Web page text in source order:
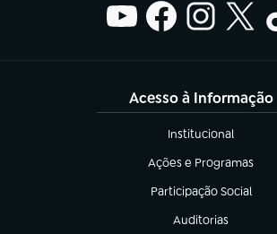
Acesso à Informação
Institucional
(abre em nova aba)
Ações e Programas
(abre em nova aba)
Participação Social
(abre em nova aba)
Auditorias
(abre em nova aba)